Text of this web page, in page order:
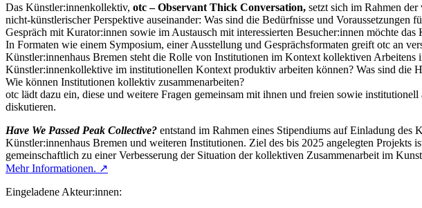
Das Künstler:innenkollektiv, otc – Observant Thick Conversation, setzt sich im Rahmen
nicht-künstlerischer Perspektive auseinander: Was sind die Bedürfnisse und
Gespräch mit Kurator:innen sowie im Austausch mit interessierten Besucher:innen möchte
In Formaten wie einem Symposium, einer Ausstellung und Gesprächsformaten greift otc an
Künstler:innenhaus Bremen steht die Rolle von Institutionen im Kontext kollektiven
Künstler:innenkollektive im institutionellen Kontext produktiv arbeiten können? Was sind
Wie können Institutionen kollektiv zusammenarbeiten?
otc lädt dazu ein, diese und weitere Fragen gemeinsam mit ihnen und freien sowie
diskutieren.
Have We Passed Peak Collective? entstand im Rahmen eines Stipendiums auf Einladung
Künstler:innenhaus Bremen und weiteren Institutionen. Ziel des bis 2025 angelegten Projekts
gemeinschaftlich zu einer Verbesserung der Situation der kollektiven Zusammenarbeit im
Mehr Informationen. ↗
Eingeladene Akteur:innen: